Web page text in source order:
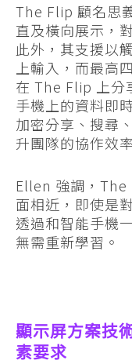
The Flip 顧名思
直及橫向展示，
此外，其支援以
上輸入，而最高
在 The Flip 上分
手機上的資料即
加密分享、搜尋
升團隊的協作效
Ellen 強調，The
面相近，即使是
透過和智能手機
無需重新學習。
顯示屏方案技
素要求